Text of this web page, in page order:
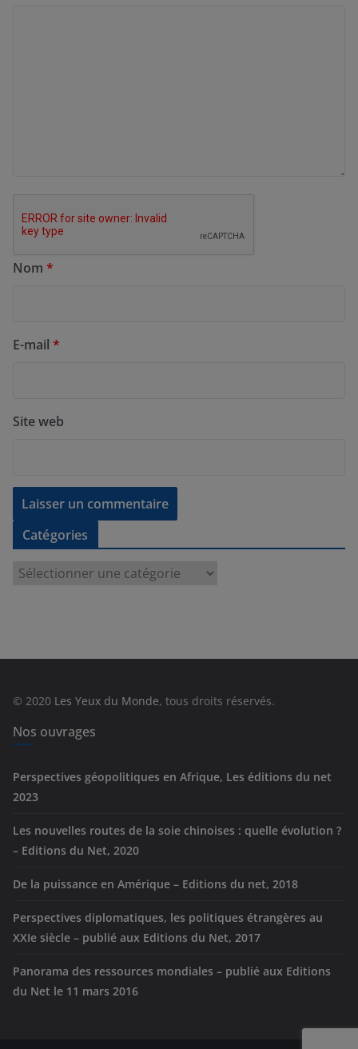
Nom *
E-mail *
Site web
Catégories
e
© 2020 Les Yeux du Monde, tous droits réservés.
Nos ouvrages
Perspectives géopolitiques en Afrique, Les éditions du net
2023
Les nouvelles routes de la soie chinoises : quelle évolution ?
– Editions du Net, 2020
De la puissance en Amérique – Editions du net, 2018
Perspectives diplomatiques, les politiques étrangères au
XXIe siècle – publié aux Editions du Net, 2017
Panorama des ressources mondiales – publié aux Editions
du Net le 11 mars 2016